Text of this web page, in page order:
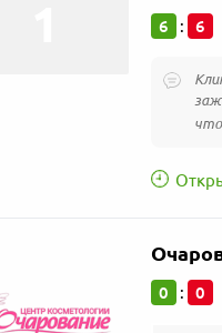
6 : 6
что
0 : 0